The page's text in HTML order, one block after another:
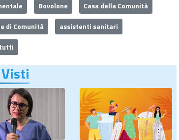
Bovolone
Casa della Comunità
di Comunità
assistenti sanitari